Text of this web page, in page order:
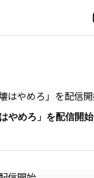
やめろ」を配信開始